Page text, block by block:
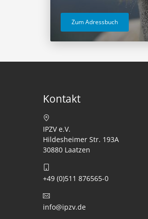
Zum Adressbuch
Kontakt
IPZV e.V.
Hildesheimer Str. 193A
30880 Laatzen
+49 (0)511 876565-0
info@ipzv.de